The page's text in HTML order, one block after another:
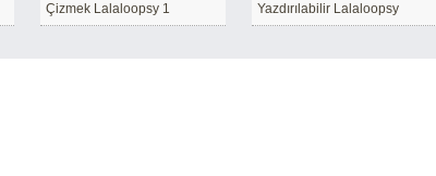
Çizmek Lalaloopsy 1 Yazdırılabilir Lalaloopsy